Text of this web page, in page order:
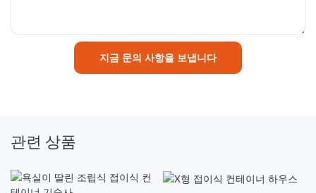
지금 문의 사항을 보냅니다
관련 상품